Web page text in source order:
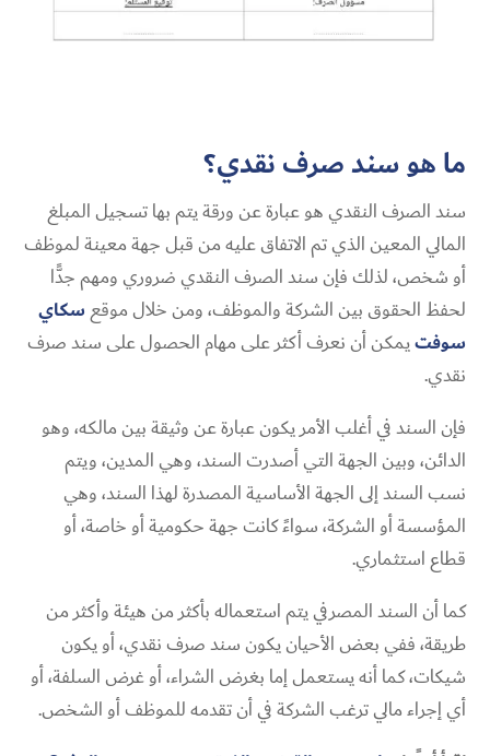
ما هو سند صرف نقدي؟
سند الصرف النقدي هو عبارة عن ورقة يتم بها تسجيل المبلغ
المالي المعين الذي تم الاتفاق عليه من قبل جهة معينة لموظف
أو شخص، لذلك فإن سند الصرف النقدي ضروري ومهم جدًّا
لحفظ الحقوق بين الشركة والموظف، ومن خلال موقع سكاي
سوفتيمكن أن نعرف أكثر على مهام الحصول على سند صرف
نقدي.
فإن السند في أغلب الأمر يكون عبارة عن وثيقة بين مالكه، وهو
الدائن، وبين الجهة التي أصدرت السند، وهي المدين، ويتم
نسب السند إلى الجهة الأساسية المصدرة لهذا السند، وهي
المؤسسة أو الشركة، سواءً كانت جهة حكومية أو خاصة، أو
قطاع استثماري.
كما أن السند المصرفي يتم استعماله بأكثر من هيئة وأكثر من
طريقة، ففي بعض الأحيان يكون سند صرف نقدي، أو يكون
شيكات، كما أنه يستعمل إما بغرض الشراء، أو غرض السلفة، أو
أي إجراء مالي ترغب الشركة في أن تقدمه للموظف أو الشخص.